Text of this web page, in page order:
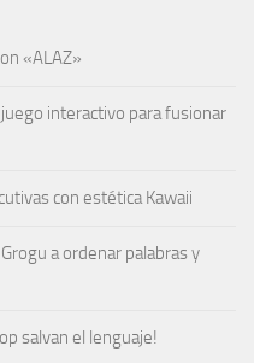
«ALAZ»
interactivo para fusionar
con estética Kawaii
a ordenar palabras y
salvan el lenguaje!